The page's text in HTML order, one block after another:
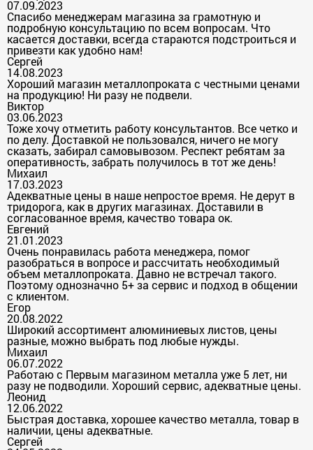
07.09.2023
Спасибо менеджерам магазина за грамотную и
подробную консультацию по всем вопросам. Что
касается доставки, всегда стараются подстроиться и
привезти как удобно нам!
Сергей
14.08.2023
Хороший магазин металлопроката с честными ценами
на продукцию! Ни разу не подвели.
Виктор
03.06.2023
Тоже хочу отметить работу консультантов. Все четко и
по делу. Доставкой не пользовался, ничего не могу
сказать, забирал самовывозом. Респект ребятам за
оперативность, забрать получилось в тот же день!
Михаил
17.03.2023
Адекватные цены в наше непростое время. Не дерут в
тридорога, как в других магазинах. Доставили в
согласованное время, качество товара ок.
Евгений
21.01.2023
Очень понравилась работа менеджера, помог
разобраться в вопросе и рассчитать необходимый
объем металлопроката. Давно не встречал такого.
Поэтому однозначно 5+ за сервис и подход в общении
с клиентом.
Егор
20.08.2022
Широкий ассортимент алюминиевых листов, цены
разные, можно выбрать под любые нужды.
Михаил
06.07.2022
Работаю с Первым магазином металла уже 5 лет, ни
разу не подводили. Хороший сервис, адекватные цены.
Леонид
12.06.2022
Быстрая доставка, хорошее качество металла, товар в
наличии, цены адекватные.
Сергей